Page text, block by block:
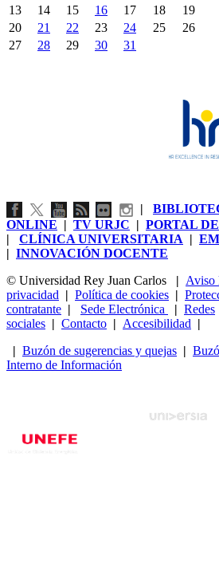
13
14 15 16 17 18
19
20
21 22 23 24 25
26
27
28 29 30 31
|
ONLINE | TV URJC | PORTAL
| CLÍNICA UNIVERSITARIA |
| INNOVACIÓN DOCENTE
© Universidad Rey Juan Carlos
| Aviso
privacidad | Política de cookies |
contratante | Sede Electrónica | Redes
sociales | Contacto | Accesibilidad |
| Buzón de sugerencias y quejas |
Interno de Información